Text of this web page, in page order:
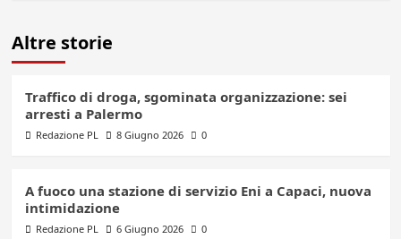
Altre storie
Traffico di droga, sgominata organizzazione: sei
arresti a Palermo
Redazione PL 8 Giugno 2026 0
A fuoco una stazione di servizio Eni a Capaci, nuova
intimidazione
Redazione PL 6 Giugno 2026 0